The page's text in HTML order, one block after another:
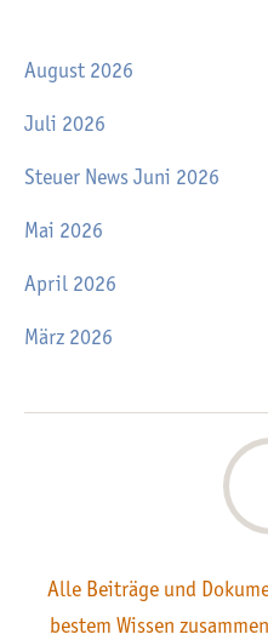
August 2026
Juli 2026
Steuer News Juni 2026
Mai 2026
April 2026
März 2026
Alle Beiträge und
bestem Wissen